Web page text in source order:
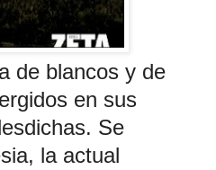
de blancos y de
en sus
Se
la actual